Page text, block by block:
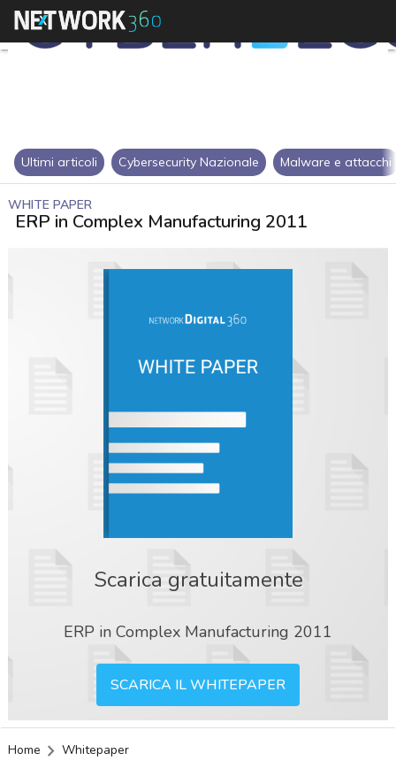
Ultimi articoli Cybersecurity Nazionale Malware e attacchi
WHITE PAPER
ERP in Complex Manufacturing 2011
Scarica gratuitamente
ERP in Complex Manufacturing 2011
SCARICA IL WHITEPAPER
Home Whitepaper